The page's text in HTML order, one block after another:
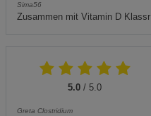
Sima56
Zusammen mit Vitamin D Klassr
5.0 / 5.0
Greta Clostridium